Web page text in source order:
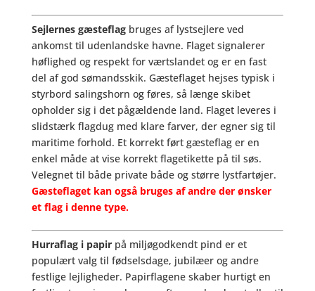
Sejlernes gæsteflagbruges af lystsejlere ved
ankomst til udenlandske havne. Flaget signalerer
høflighed og respekt for værtslandet og er en fast
del af god sømandsskik. Gæsteflaget hejses typisk i
styrbord salingshorn og føres, så længe skibet
opholder sig i det pågældende land. Flaget leveres i
slidstærk flagdug med klare farver, der egner sig til
maritime forhold. Et korrekt ført gæsteflag er en
enkel måde at vise korrekt flagetikette på til søs.
Velegnet til både private både og større lystfartøjer.
Gæsteflaget kan også bruges af andre der ønsker
et flag i denne type.
Hurraflag i papirpå miljøgodkendt pind er et
populært valg til fødselsdage, jubilæer og andre
festlige lejligheder. Papirflagene skaber hurtigt en